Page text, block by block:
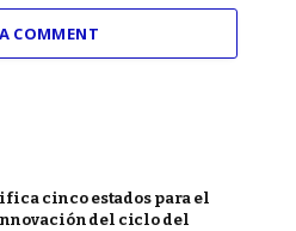
COMMENT
cinco estados para el
del ciclo del